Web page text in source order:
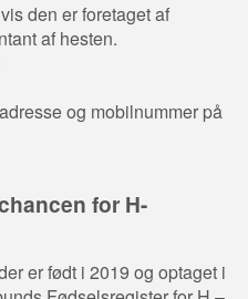
den er foretaget af
af hesten.
og mobilnummer på
for H-
er født i 2019 og optaget i